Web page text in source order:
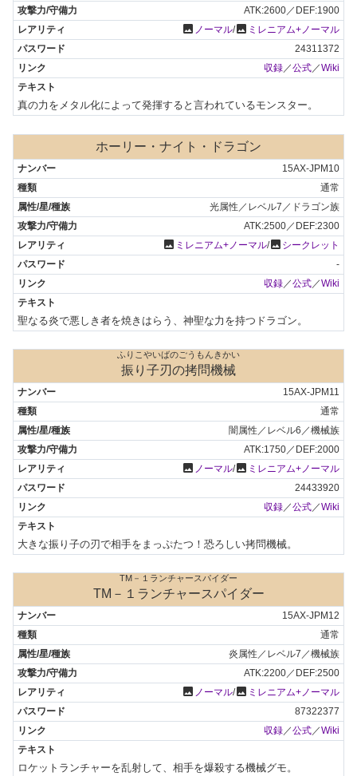
ATK:2600／DEF:1900
photo ノーマル/photo ミレニアム+ノーマル
24311372
収録／公式／Wiki
真の力をメタル化によって発揮すると言われているモンスター。
ホーリー・ナイト・ドラゴン
15AX-JPM10
通常
光属性／レベル7／ドラゴン族
ATK:2500／DEF:2300
photo ミレニアム+ノーマル/photo シークレット
-
収録 ／公式 ／Wiki
聖なる炎で悪しき者を焼きはらう、神聖な力を持つドラゴン。
ふりこやいばのごうもんきかい
振り子刃の拷問機械
15AX-JPM11
通常
闇属性／レベル6／機械族
ATK:1750／DEF:2000
photo ノーマル/photo ミレニアム+ノーマル
24433920
収録／公式／Wiki
大きな振り子の刃で相手をまっぷたつ！恐ろしい拷問機械。
TM－１ランチャースパイダー
TM－１ランチャースパイダー
15AX-JPM12
通常
炎属性／レベル7／機械族
ATK:2200／DEF:2500
photo ノーマル/photo ミレニアム+ノーマル
87322377
収録／公式／Wiki
ロケットランチャーを乱射して、相手を爆殺する機械グモ。